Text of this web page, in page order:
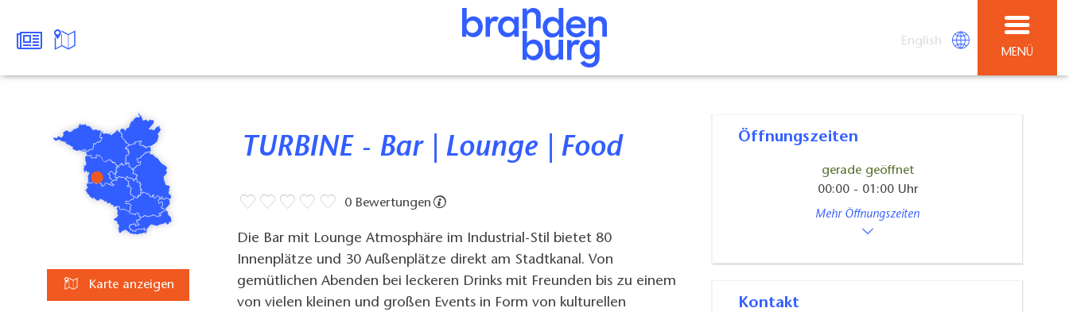
English
MENÜ
Karte anzeigen
TURBINE - Bar | Lounge | Food
0 Bewertungen
Die Bar mit Lounge Atmosphäre im Industrial-Stil bietet 80
Innenplätze und 30 Außenplätze direkt am Stadtkanal. Von
gemütlichen Abenden bei leckeren Drinks mit Freunden bis zu einem
von vielen kleinen und großen Events in Form von kulturellen
Öffnungszeiten
gerade geöffnet
00:00 - 01:00 Uhr
Mehr Öffnungszeiten
Kontakt